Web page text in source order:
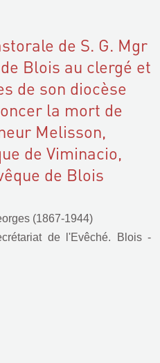
de S. G. Mgr
Blois au clergé et
de son diocèse
la mort de
Melisson,
de Viminacio,
de Blois
(1867-1944)
de l'Evêché. Blois-